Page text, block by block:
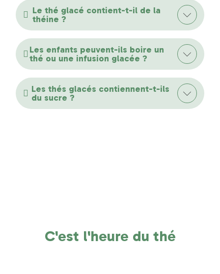
Le thé glacé contient-t-il de la
théine ?
Les enfants peuvent-ils boire un
thé ou une infusion glacée ?
Les thés glacés contiennent-t-ils
du sucre ?
C'est l'heure du thé